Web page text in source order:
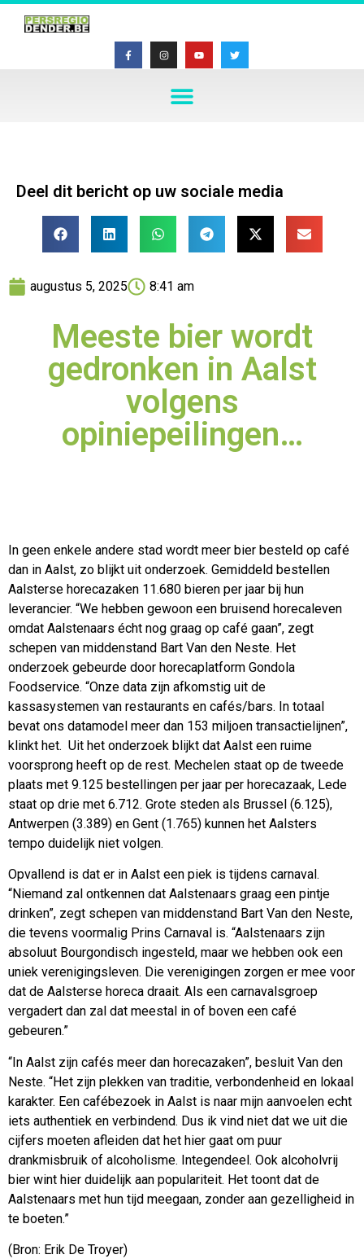
Deel dit bericht op uw sociale media
augustus 5, 2025 8:41 am
Meeste bier wordt
gedronken in Aalst
volgens
opiniepeilingen…
In geen enkele andere stad wordt meer bier besteld op café
dan in Aalst, zo blijkt uit onderzoek. Gemiddeld bestellen
Aalsterse horecazaken 11.680 bieren per jaar bij hun
leverancier. “We hebben gewoon een bruisend horecaleven
omdat Aalstenaars écht nog graag op café gaan”, zegt
schepen van middenstand Bart Van den Neste. Het
onderzoek gebeurde door horecaplatform Gondola
Foodservice. “Onze data zijn afkomstig uit de
kassasystemen van restaurants en cafés/bars. In totaal
bevat ons datamodel meer dan 153 miljoen transactielijnen”,
klinkt het. Uit het onderzoek blijkt dat Aalst een ruime
voorsprong heeft op de rest. Mechelen staat op de tweede
plaats met 9.125 bestellingen per jaar per horecazaak, Lede
staat op drie met 6.712. Grote steden als Brussel (6.125),
Antwerpen (3.389) en Gent (1.765) kunnen het Aalsters
tempo duidelijk niet volgen.
Opvallend is dat er in Aalst een piek is tijdens carnaval.
“Niemand zal ontkennen dat Aalstenaars graag een pintje
drinken”, zegt schepen van middenstand Bart Van den Neste,
die tevens voormalig Prins Carnaval is. “Aalstenaars zijn
absoluut Bourgondisch ingesteld, maar we hebben ook een
uniek verenigingsleven. Die verenigingen zorgen er mee voor
dat de Aalsterse horeca draait. Als een carnavalsgroep
vergadert dan zal dat meestal in of boven een café
gebeuren.”
“In Aalst zijn cafés meer dan horecazaken”, besluit Van den
Neste. “Het zijn plekken van traditie, verbondenheid en lokaal
karakter. Een cafébezoek in Aalst is naar mijn aanvoelen echt
iets authentiek en verbindend. Dus ik vind niet dat we uit die
cijfers moeten afleiden dat het hier gaat om puur
drankmisbruik of alcoholisme. Integendeel. Ook alcoholvrij
bier wint hier duidelijk aan populariteit. Het toont dat de
Aalstenaars met hun tijd meegaan, zonder aan gezelligheid in
te boeten.”
(Bron: Erik De Troyer)